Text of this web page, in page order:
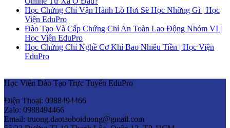
Học Chứng Chỉ Vận Hành Lò Hơi Sẽ Học Những Gì | Học
Viện EduPro
Đào Tạo Và Cấp Chứng Chỉ An Toàn Lao Động Nhóm VI |
Học Viện EduPro
Học Chứng Chỉ Nghề Cơ Khí Bao Nhiêu Tiền | Học Viện
EduPro
Học Viện Đào Tạo Trực Tuyến EduPro
Điện Thoại: 0988494466
Zalo: 0988494466
Email: truong.daotaoboiduong@gmail.com